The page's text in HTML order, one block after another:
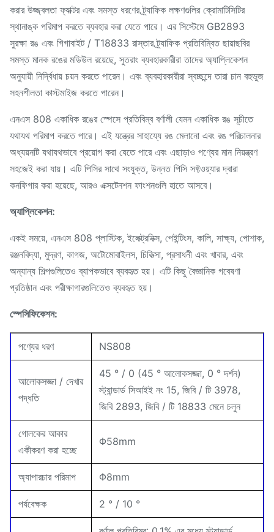
করার উজ্জ্বলতা ফ্যাক্টর এবং সমস্ত ধরণের ট্র্যাফিক লক্ষণগুলির ক্রোমাটিসিটির
স্থানাঙ্ক পরিমাপ করতে ব্যবহার করা যেতে পারে। এর সিস্টেমে GB2893
সুরক্ষা রঙ এবং গিগাবাইট / T18833 রাস্তার ট্র্যাফিক প্রতিবিম্বিত ছায়াছবির
সমস্ত মানক রঙের মডিউল রয়েছে, সুতরাং ব্যবহারকারীরা তাদের অ্যাপ্লিকেশন
অনুযায়ী নির্দ্বিধায় চয়ন করতে পারেন। এবং ব্যবহারকারীরা স্বচ্ছন্দে তারা চান বহুভুজ
সহনশীলতা কাস্টমাইজ করতে পারেন।
এনএস 808 একাধিক রঙের স্পেসে প্রতিবিম্ব বর্ণালী যেমন একাধিক রঙ সূচীতে
যথাযথ পরিমাপ করতে পারে। এই যন্ত্রের সাহায্যে রঙ মেলানো এবং রঙ পরিচালনার
অধ্যয়নটি যথাযথভাবে প্রয়োগ করা যেতে পারে এবং এছাড়াও পণ্যের মান নিয়ন্ত্রণ
সহজেই করা যায়। এটি পিসির সাথে সংযুক্ত, উন্নত পিসি সফ্টওয়্যার দ্বারা
কনফিগার করা হয়েছে, আরও এক্সটেনশন ফাংশনগুলি হাতে আসবে।
অ্যাপ্লিকেশন:
একই সময়ে, এনএস 808 প্লাস্টিক, ইলেক্ট্রনিক্স, পেইন্টিংস, কালি, সাক্ষ্য, পোশাক,
রঞ্জনবিদ্যা, মুদ্রণ, কাগজ, অটোমোবাইলস, চিকিত্সা, প্রসাধনী এবং খাবার, এবং
অন্যান্য শিল্পগুলিতেও ব্যাপকভাবে ব্যবহৃত হয়। এটি কিছু বৈজ্ঞানিক গবেষণা
প্রতিষ্ঠান এবং পরীক্ষাগারগুলিতেও ব্যবহৃত হয়।
স্পেসিফিকেশন:
পণ্যের ধরণ NS808
আলোকসজ্জা / দেখার
পদ্ধতি
45 ° / 0 (45 ° আলোকসজ্জা, 0 ° দর্শন)
স্ট্যান্ডার্ড সিআইই নং 15, জিবি / টি 3978,
জিবি 2893, জিবি / টি 18833 মেনে চলুন
গোলকের আকার
একীকরণ করা হচ্ছে
Φ58mm
অ্যাপারচার পরিমাপ Φ8mm
পর্যবেক্ষক 2 ° / 10 °